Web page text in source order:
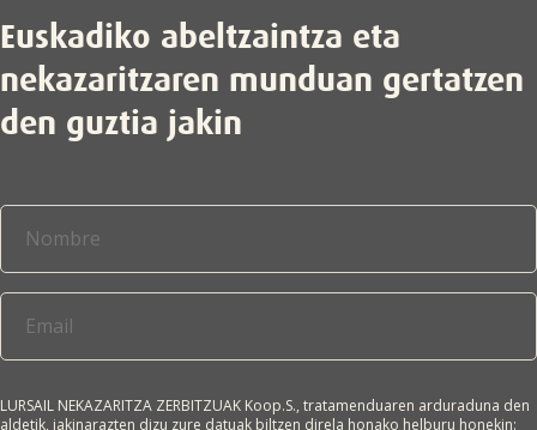
Euskadiko abeltzaintza eta
nekazaritzaren munduan gertatzen
den guztia jakin
LURSAIL NEKAZARITZA ZERBITZUAK Koop.S., tratamenduaren arduraduna den
aldetik, jakinarazten dizu zure datuak biltzen direla honako helburu honekin: